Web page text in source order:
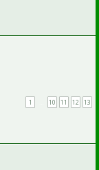
1 10 11 12 13